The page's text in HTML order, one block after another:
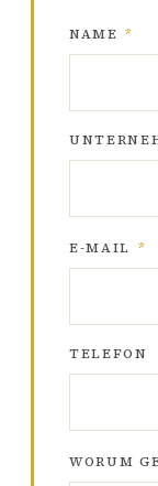
NAME *
E-MAIL *
TELEFON
WORUM